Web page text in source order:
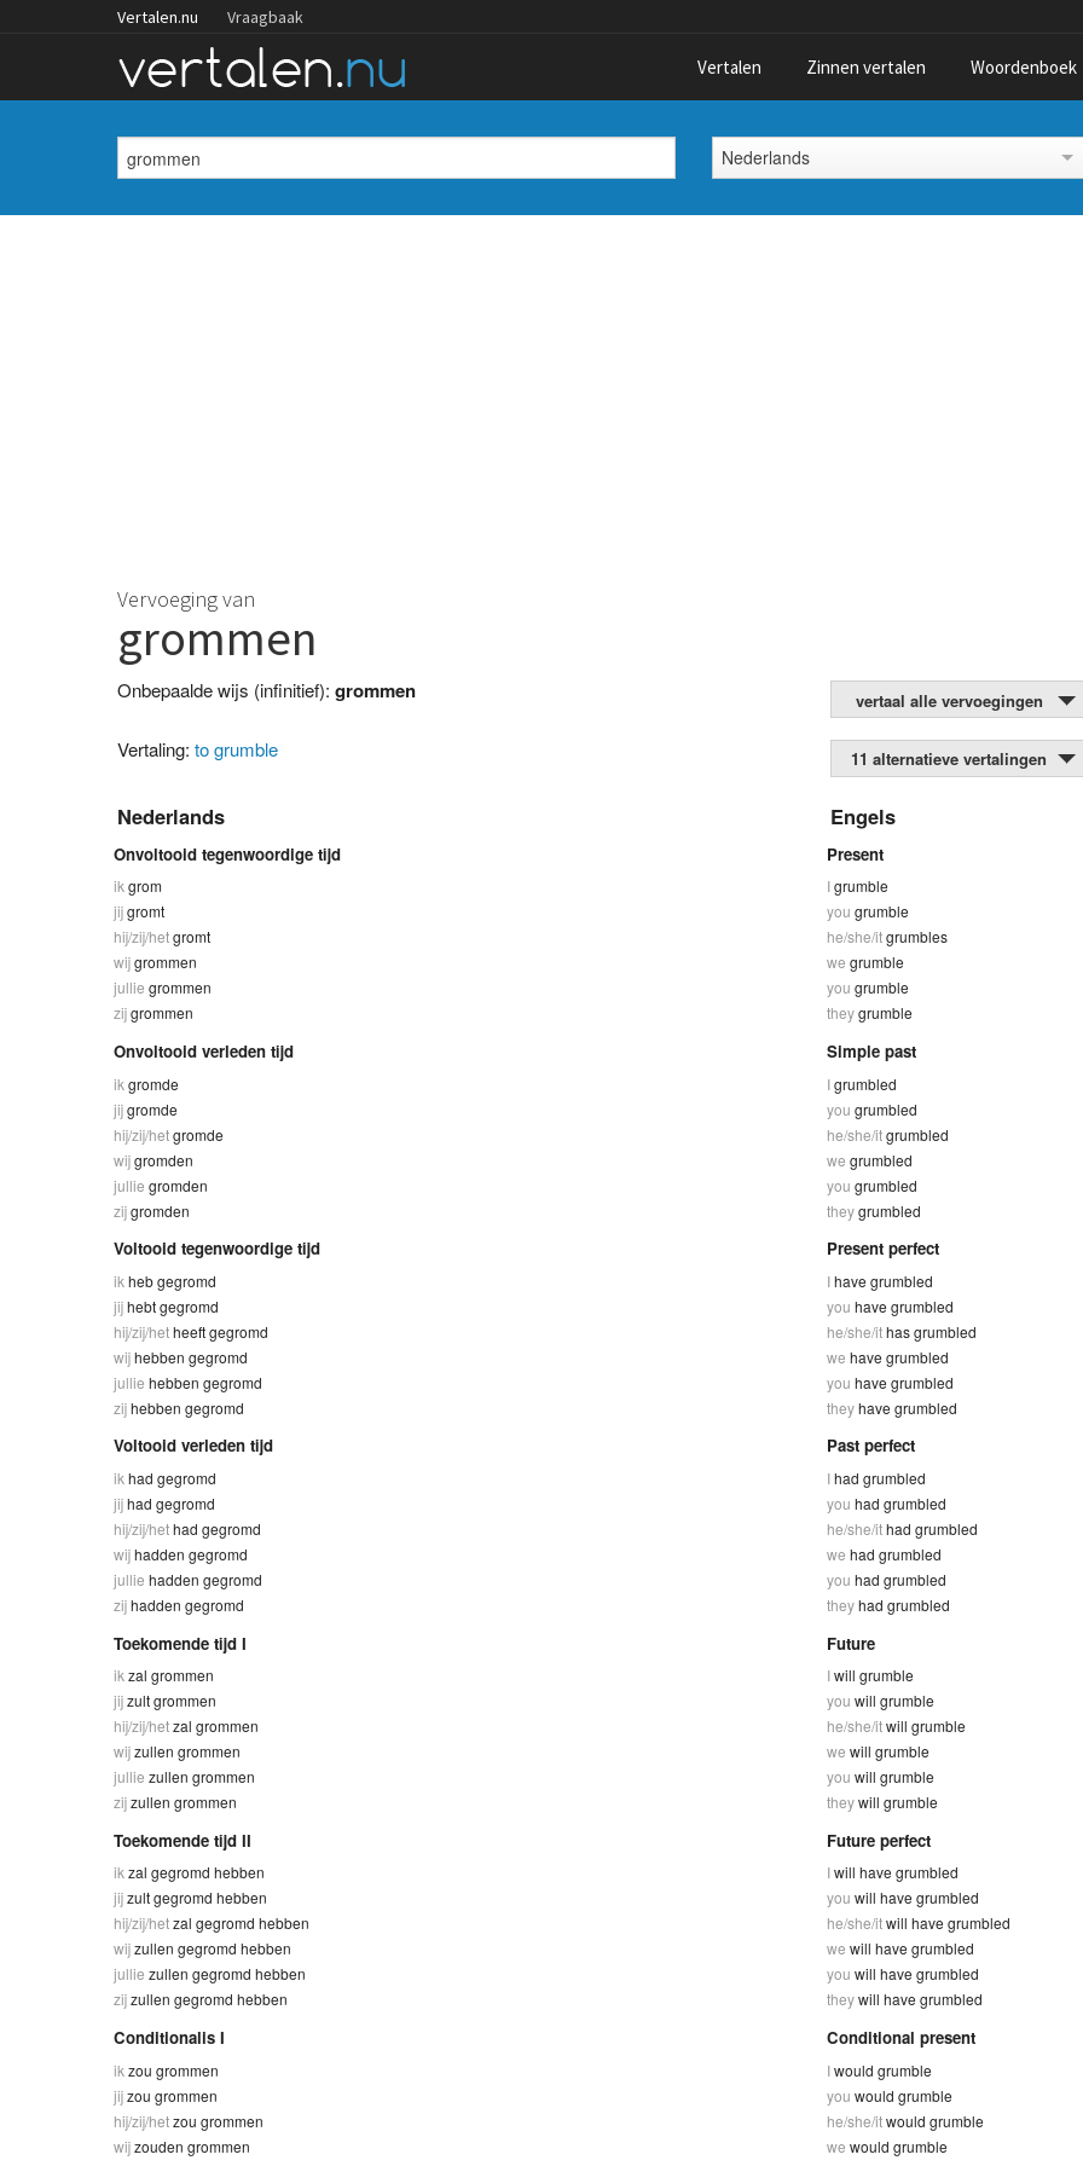
Vertalen.nu Vraagbaak
Vertalen Zinnen vertalen Woordenboek
Nederlands
Vervoeging van
grommen
Onbepaalde wijs (infinitief): grommen vertaal alle vervoegingen
Vertaling: to grumble 11 alternatieve vertalingen
Nederlands Engels
Onvoltooid tegenwoordige tijd
ik grom
jijgromt
hij/zij/hetgromt
wijgrommen
jullie grommen
zijgrommen
Present
Igrumble
you grumble
he/she/itgrumbles
we grumble
you grumble
theygrumble
Onvoltooid verleden tijd
ik gromde
jijgromde
hij/zij/hetgromde
wijgromden
jullie gromden
zijgromden
Simple past
Igrumbled
you grumbled
he/she/itgrumbled
we grumbled
you grumbled
theygrumbled
Voltooid tegenwoordige tijd
ik heb gegromd
jijhebt gegromd
hij/zij/hetheeft gegromd
wijhebben gegromd
jullie hebben gegromd
zijhebben gegromd
Present perfect
Ihave grumbled
you have grumbled
he/she/ithas grumbled
we have grumbled
you have grumbled
theyhave grumbled
Voltooid verleden tijd
ik had gegromd
jijhad gegromd
hij/zij/hethad gegromd
wijhadden gegromd
jullie hadden gegromd
zijhadden gegromd
Past perfect
Ihad grumbled
you had grumbled
he/she/ithad grumbled
we had grumbled
you had grumbled
theyhad grumbled
Toekomende tijd I
ik zal grommen
jijzult grommen
hij/zij/hetzal grommen
wijzullen grommen
jullie zullen grommen
zijzullen grommen
Future
Iwill grumble
you will grumble
he/she/itwill grumble
we will grumble
you will grumble
theywill grumble
Toekomende tijd II
ikzal gegromd hebben
jijzult gegromd hebben
hij/zij/hetzal gegromd hebben
wijzullen gegromd hebben
jullie zullen gegromd hebben
zijzullen gegromd hebben
Future perfect
Iwill have grumbled
you will have grumbled
he/she/itwill have grumbled
we will have grumbled
you will have grumbled
theywill have grumbled
Conditionalis I
ik zou grommen
jijzou grommen
hij/zij/hetzou grommen
wijzouden grommen
Conditional present
Iwould grumble
you would grumble
he/she/itwould grumble
we would grumble